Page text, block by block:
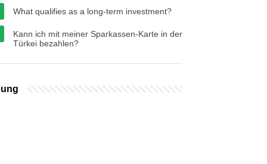
What qualifies as a long-term investment?
Kann ich mit meiner Sparkassen-Karte in der
Türkei bezahlen?